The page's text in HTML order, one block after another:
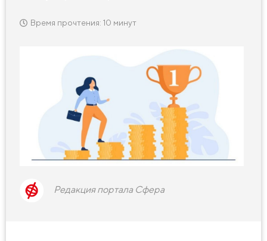
Время прочтения: 10 минут
Редакция портала Сфера